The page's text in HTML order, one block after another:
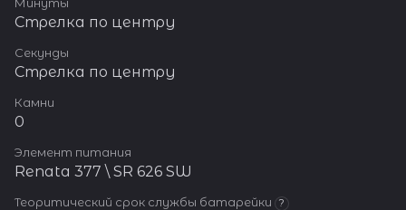
Стрелка по центру
Секунды
Стрелка по центру
Камни
0
Элемент питания
Renata 377 \ SR 626 SW
Теоритический срок службы батарейки ?